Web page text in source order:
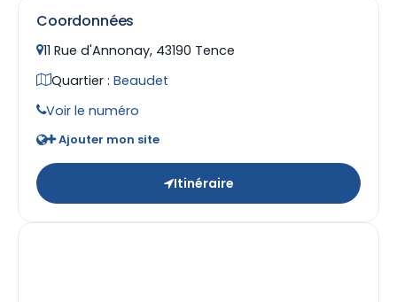
Coordonnées
11 Rue d'Annonay, 43190 Tence
Quartier : Beaudet
Voir le numéro
Ajouter mon site
Itinéraire